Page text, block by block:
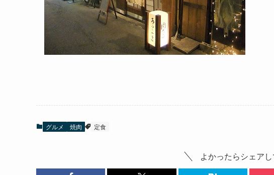
グルメ 焼肉 定食
よかったらシェアし